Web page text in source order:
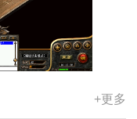
+更多